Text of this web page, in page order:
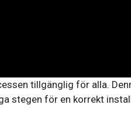
tillgänglig för alla.
stegen för en korrekt